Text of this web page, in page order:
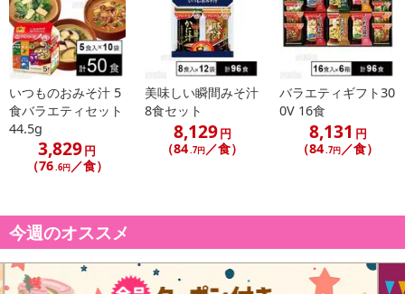
【旨だし 豚汁】
いつものおみそ汁 5
食バラエティセット
44.5g
3,829円
（76.6円／食）
美味しい瞬間みそ汁
8食セット
8,129円
（84.7円／食）
バラエティギフト30
0V 16食
8,131 円
（84.7円／食）
今週のオススメ